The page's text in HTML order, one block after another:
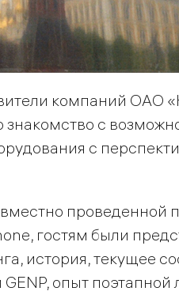
компаний ОАО
с
с
проведенной
гостям были
история, текущее
опыт поэтапной